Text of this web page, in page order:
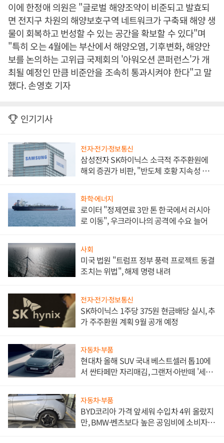
이에 한정애 의원은 "글로벌 해양조약이 비준되고 발효되
면 전지구 차원의 해양보호구역 네트워크가 구축돼 해양 생
물이 회복하고 번성할 수 있는 공간을 확보할 수 있다"며
"특히 오는 4월에는 부산에서 해양오염, 기후변화, 해양안
보를 논의하는 고위급 국제회의 '아워오션 콘퍼런스'가 개
최될 예정인 만큼 비준안을 조속히 통과시켜야 한다"고 말
했다. 손영호 기자
인기기사
전자·전기·정보통신
삼성전자 SK하이닉스 소극적 주주환원에
해외 증권가 비판, "반도체 호황 지속성 의
화학·에너지
로이터 "정제연료 3만 톤 한국에서 러시아
로 이동", 우크라이나의 공격에 수요 늘어
사회
미국 법원 "트럼프 정부 풍력 프로젝트 동결
조치는 위법", 해제 명령 내려
전자·전기·정보통신
SK하이닉스 1주당 375원 현금배당 실시, 추
가 주주환원 계획 9월 공개 예정
자동차·부품
현대차 올해 SUV 국내 베스트셀러 톱10에
서 싼타페만 자리매김, 그랜저·아반떼 '세단
자동차·부품
BYD코리아 가격 앞세워 수입차 4위 올랐지
만, BMW·벤츠보다 높은 공임비에 소비자